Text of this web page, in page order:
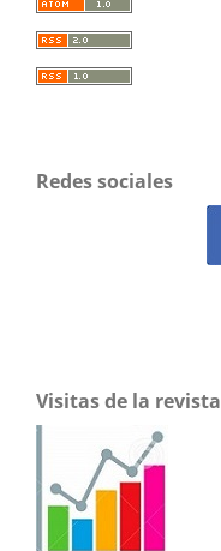
Redes sociales
Visitas de la revista